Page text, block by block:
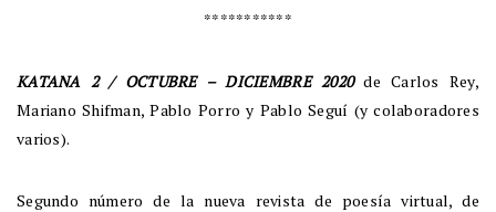
***********
KATANA 2 / OCTUBRE – DICIEMBRE 2020de Carlos Rey,
Mariano Shifman, Pablo Porro y Pablo Seguí (y colaboradores
varios).
Segundo número de la nueva revista de poesía virtual, de